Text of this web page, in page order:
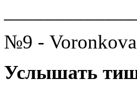
№9 - Voronkova
Услышать